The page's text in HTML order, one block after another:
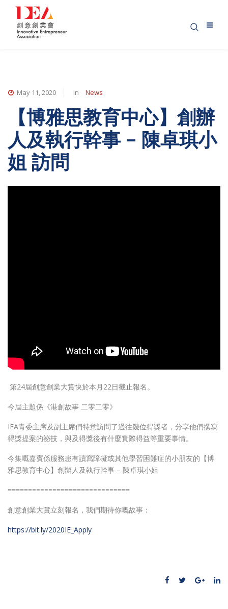
May 11, 2020 In News
【博雅思教育中心】創辦
人及執行幹事 – 陳卓琪小
姐 訪問
第24屆創意創業大賞快於本月22日截止報名。
今屆主題係《港創故事 二零二零》
IEA青委主席及副主席們特意訪問了過往幾位得獎者，分享他們撰寫
得獎提案的祕技，與及得獎後有什麼實際得益等重要事情。
今集嘅嘉賓係服務患有讀寫障礙或其他學習困難症的小朋友的【博
雅思教育中心】創辦人及執行幹事 – 陳卓琪小姐
==============================
創意創業大賞立刻報名，我們期待你嘅故事：
https://bit.ly/2020IE_Apply